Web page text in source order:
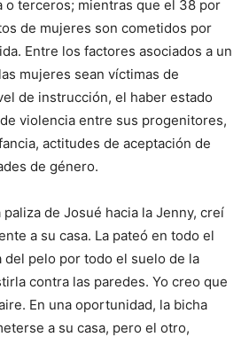
o terceros; mientras que el 38 por
de mujeres son cometidos por
Entre los factores asociados a un
mujeres sean víctimas de
de instrucción, el haber estado
violencia entre sus progenitores,
actitudes de aceptación de
de género.
de Josué hacia la Jenny, creí
a su casa. La pateó en todo el
del pelo por todo el suelo de la
contra las paredes. Yo creo que
En una oportunidad, la bicha
a su casa, pero el otro,